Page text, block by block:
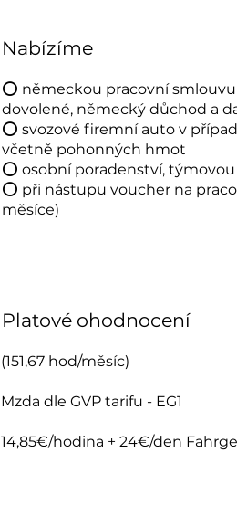
⭕ německou pracovní
dovolené, německý důchod a
⭕ svozové firemní auto v
včetně pohonných hmot
⭕ osobní poradenství,
⭕ při nástupu voucher na
měsíce)
Nabízíme
Platové ohodnocení
(151,67 hod/měsíc)
Mzda dle GVP tarifu - EG1
14,85€/hodina + 24€/den